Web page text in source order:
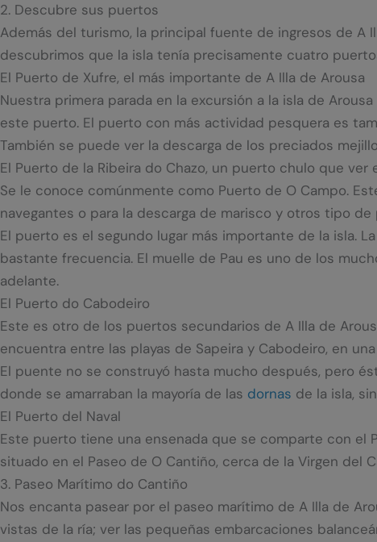
2. Descubre sus puertos
Además del turismo, la principal fuente de ingresos de A
descubrimos que la isla tenía precisamente cuatro
El Puerto de Xufre, el más importante de A Illa de Arousa
Nuestra primera parada en la excursión a la isla de
este puerto. El puerto con más actividad pesquera es
También se puede ver la descarga de los preciados
El Puerto de la Ribeira do Chazo, un puerto chulo que ver
Se le conoce comúnmente como Puerto de O Campo.
navegantes o para la descarga de marisco y otros tipo de
El puerto es el segundo lugar más importante de la isla.
bastante frecuencia. El muelle de Pau es uno de los
adelante.
El Puerto do Cabodeiro
Este es otro de los puertos secundarios de A Illa de
encuentra entre las playas de Sapeira y Cabodeiro, en
El puente no se construyó hasta mucho después, pero
donde se amarraban la mayoría de las dornas de la isla,
El Puerto del Naval
Este puerto tiene una ensenada que se comparte con el
situado en el Paseo de O Cantiño, cerca de la Virgen del
3. Paseo Marítimo do Cantiño
Nos encanta pasear por el paseo marítimo de A Illa de
vistas de la ría; ver las pequeñas embarcaciones